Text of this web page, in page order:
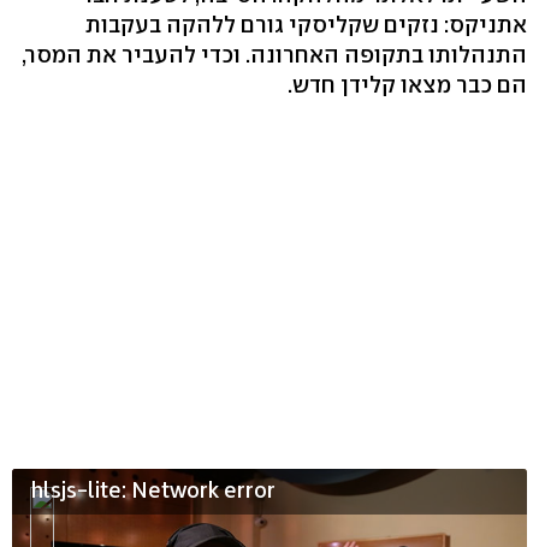
אתניקס: נזקים שקליסקי גורם ללהקה בעקבות
התנהלותו בתקופה האחרונה. וכדי להעביר את המסר,
הם כבר מצאו קלידן חדש.
hlsjs-lite: Network error